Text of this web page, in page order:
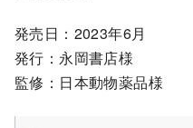
発売日：2023年6月
発行：永岡書店様
監修：日本動物薬品様